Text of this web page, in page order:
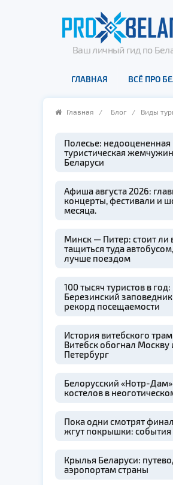
Ваш личный гид по
ГЛАВНАЯ ВСЁ ПРО
Главная / Блог / Виды
Полесье: недооцененная
туристическая
Беларуси
Афиша августа 2026:
концерты, фестивали и
месяца.
Минск — Питер: стоит ли
тащиться туда
лучше поездом
100 тысяч туристов в
Березинский
рекорд посещаемости
История витебского
Витебск обогнал Москву
Петербург
Белорусский «Нотр-
костелов в
Пока одни смотрят
жгут покрышки: события
Крылья Беларуси:
аэропортам страны